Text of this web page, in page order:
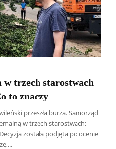
w trzech starostwach
to znaczy
przeszła burza. Samorząd
w trzech starostwach:
została podjęta po ocenie